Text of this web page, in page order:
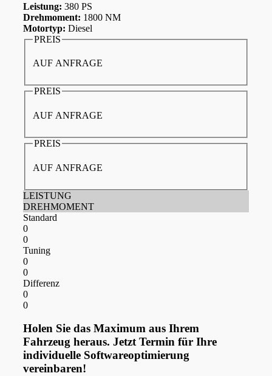
Leistung: 380 PS
Drehmoment: 1800 NM
Motortyp: Diesel
PREIS
AUF ANFRAGE
PREIS
AUF ANFRAGE
PREIS
AUF ANFRAGE
LEISTUNG
DREHMOMENT
Standard
0
0
Tuning
0
0
Differenz
0
0
Holen Sie das Maximum aus Ihrem
Fahrzeug heraus. Jetzt Termin für Ihre
individuelle Softwareoptimierung
vereinbaren!